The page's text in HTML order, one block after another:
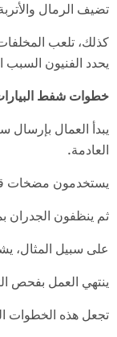
تضيف الرمال
كذلك، تلعب
يحدد الفنيون
خطوات شفط
يبدأ العمال بإرسال
العادمة.
يستخدمون مضخات
ثم ينظفون الجدران
على سبيل المثال،
ينتهي العمل بفحص
تجعل هذه الخطوات